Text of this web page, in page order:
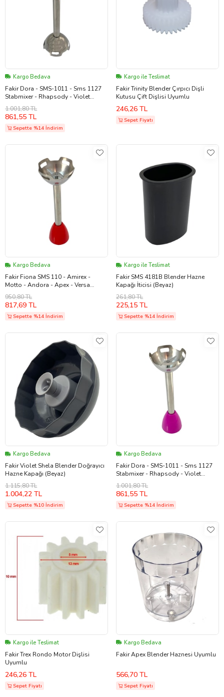
Kargo Bedava
Fakir Dora - SMS-1011 - Sms 1127
Stabmixer - Rhapsody - Violet
Blender Parçalayıcı Ayak Mavi
(Beyaz)
1.001,80 TL
861,55 TL
Sepette %14 İndirim
Kargo ile Teslimat
Fakir Trinity Blender Çırpıcı Dişli
Kutusu Çift Dişlisi Uyumlu
246,26 TL
Sepet Fiyatı
Kargo Bedava
Fakir Fiona SMS 110 - Amirex -
Motto - Andora - Apex - Versa
Blender Parçalayıcı Ayak Krmzı
(Beyaz)
950,80 TL
817,69 TL
Sepette %14 İndirim
Kargo ile Teslimat
Fakir SMS 4181B Blender Hazne
Kapağı İticisi (Beyaz)
261,80 TL
225,15 TL
Sepette %14 İndirim
Kargo Bedava
Fakir Violet Shela Blender Doğrayıcı
Hazne Kapağı (Beyaz)
1.115,80 TL
1.004,22 TL
Sepette %10 İndirim
Kargo Bedava
Fakir Dora - SMS-1011 - Sms 1127
Stabmixer - Rhapsody - Violet
Blender Parçalayıcı Ayak Pembe
(Beyaz)
1.001,80 TL
861,55 TL
Sepette %14 İndirim
Kargo ile Teslimat
Fakir Trex Rondo Motor Dişlisi
Uyumlu
246,26 TL
Sepet Fiyatı
Kargo Bedava
Fakir Apex Blender Haznesi Uyumlu
566,70 TL
Sepet Fiyatı